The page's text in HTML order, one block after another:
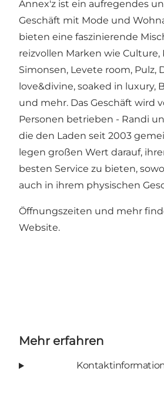
Annex'z ist ein aufregendes
Geschäft mit Mode und
bieten eine faszinierende
reizvollen Marken wie Culture,
Simonsen, Levete room, Pulz,
love&divine, soaked in luxury,
und mehr. Das Geschäft wird
Personen betrieben - Randi
die den Laden seit 2003
legen großen Wert darauf,
besten Service zu bieten,
auch in ihrem physischen
Öffnungszeiten und mehr
Website.
Mehr erfahren